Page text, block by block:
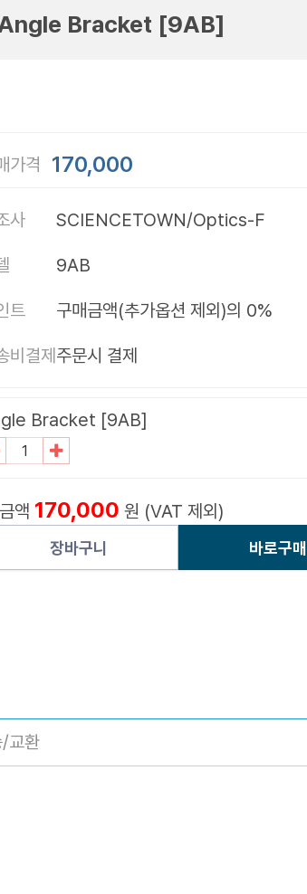
Bracket [9AB]
가격 170,000
사 SCIENCETOWN/Optics-F
9AB
트 구매금액(추가옵션 제외)의 0%
비결제 주문시 결제
Bracket [9AB]
액 170,000 원 (VAT 제외)
장바구니 바로구매
교환